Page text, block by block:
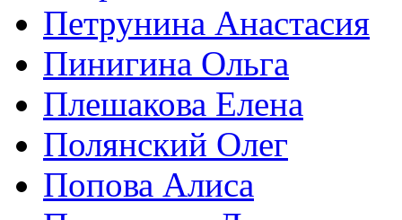
Петрунина Анастасия
Пинигина Ольга
Плешакова Елена
Полянский Олег
Попова Алиса